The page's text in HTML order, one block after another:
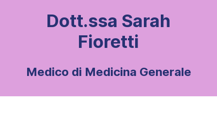
Dott.ssa Sarah
Fioretti
Medico di Medicina Generale